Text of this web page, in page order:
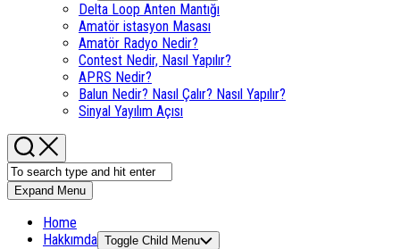
Delta Loop Anten Mantığı
Amatör istasyon Masası
Amatör Radyo Nedir?
Contest Nedir, Nasıl Yapılır?
APRS Nedir?
Balun Nedir? Nasıl Çalır? Nasıl Yapılır?
Sinyal Yayılım Açısı
Expand Menu
Home
Hakkımda Toggle Child Menu